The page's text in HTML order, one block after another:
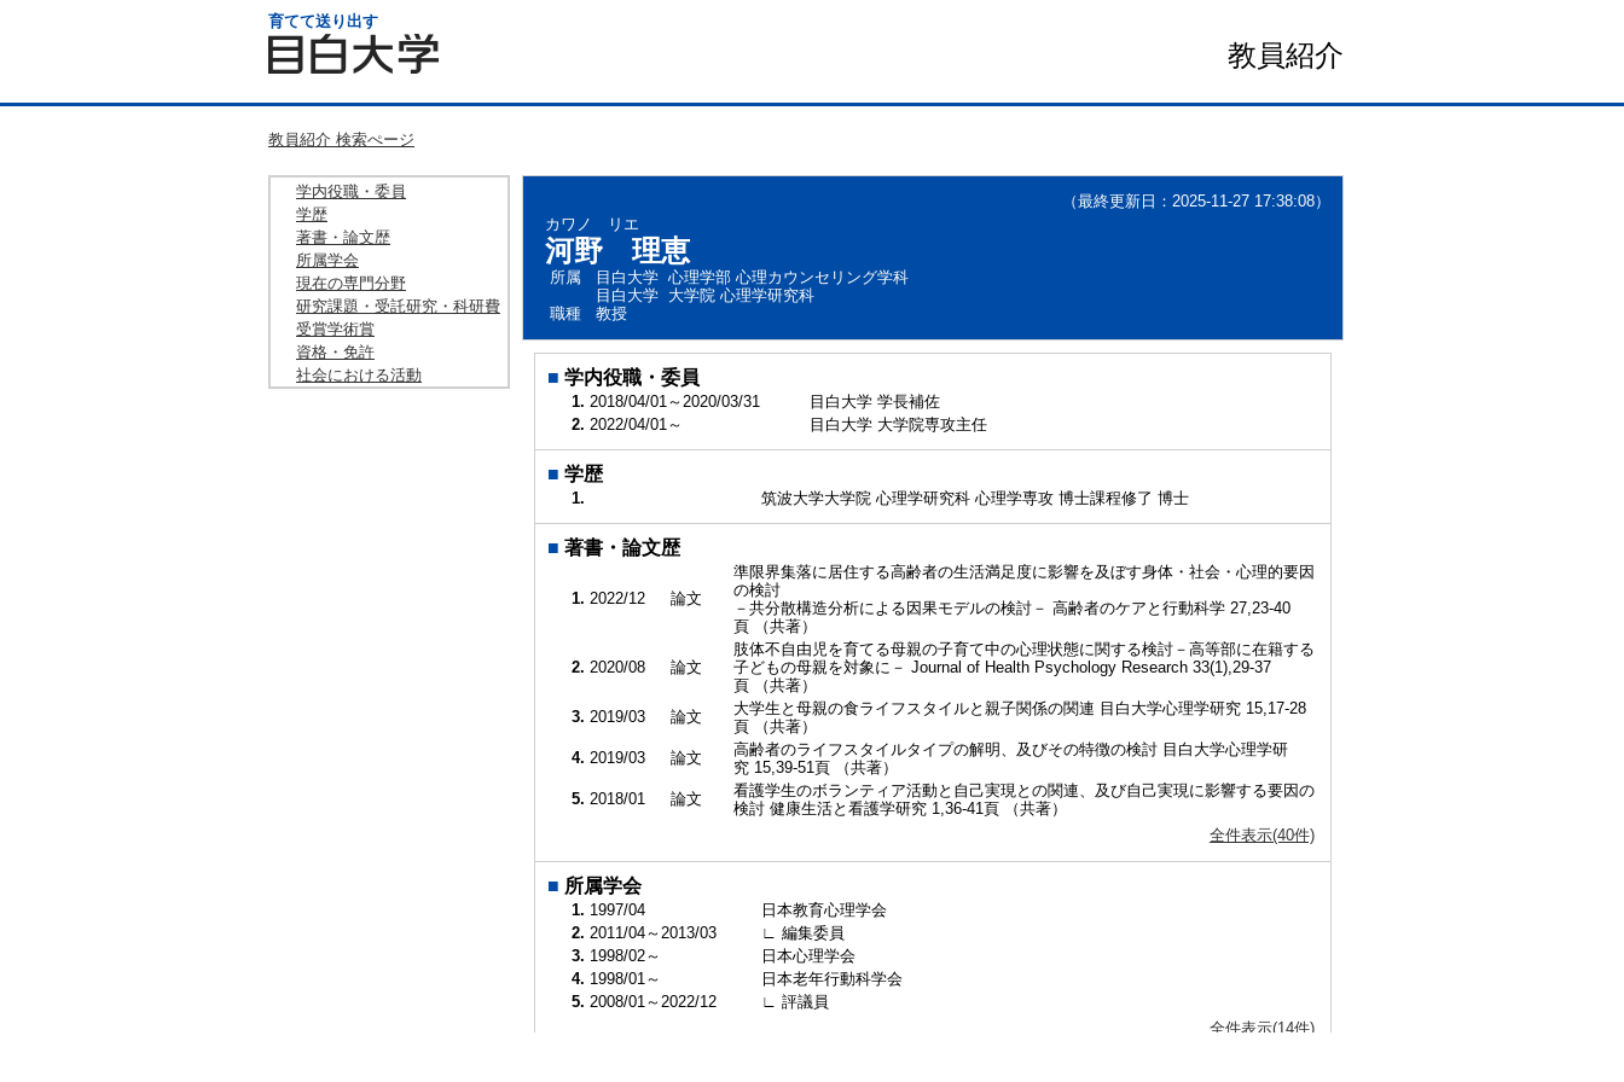
育てて送り出す
教員紹介
教員紹介 検索ぺージ
学内役職・委員
学歴
著書・論文歴
所属学会
現在の専門分野
研究課題・受託研究・科研費
受賞学術賞
資格・免許
社会における活動
（最終更新日：2025-11-27 17:38:08）
カワノ リエ
河野 理恵
所属
目白大学 心理学部 心理カウンセリング学科
目白大学 大学院 心理学研究科
職種
教授
■ 学内役職・委員
1. 2018/04/01～2020/03/31
目白大学 学長補佐
2. 2022/04/01～ 目白大学 大学院専攻主任
■ 学歴
1. 筑波大学大学院 心理学研究科 心理学専攻 博士課程修了 博士
■ 著書・論文歴
1. 2022/12 論文
準限界集落に居住する高齢者の生活満足度に影響を及ぼす身体・社会・心理的要因
の検討
－共分散構造分析による因果モデルの検討－ 高齢者のケアと行動科学 27,23-40
頁 （共著）
2. 2020/08 論文
肢体不自由児を育てる母親の子育て中の心理状態に関する検討－高等部に在籍する
子どもの母親を対象に－ Journal of Health Psychology Research 33(1),29-37
頁 （共著）
3. 2019/03 論文
大学生と母親の食ライフスタイルと親子関係の関連 目白大学心理学研究 15,17-28
頁 （共著）
4. 2019/03 論文
高齢者のライフスタイルタイプの解明、及びその特徴の検討 目白大学心理学研
究 15,39-51頁 （共著）
5. 2018/01 論文
看護学生のボランティア活動と自己実現との関連、及び自己実現に影響する要因の
検討 健康生活と看護学研究 1,36-41頁 （共著）
全件表示(40件)
■ 所属学会
1. 1997/04
日本教育心理学会
2. 2011/04～2013/03
∟ 編集委員
3. 1998/02～
日本心理学会
4. 1998/01～
日本老年行動科学会
5. 2008/01～2022/12
∟ 評議員
全件表示(14件)